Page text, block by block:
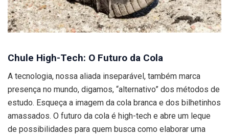
Chule High-Tech: O Futuro da Cola
A tecnologia, nossa aliada inseparável, também marca
presença no mundo, digamos, “alternativo” dos métodos de
estudo. Esqueça a imagem da cola branca e dos bilhetinhos
amassados. O futuro da cola é high-tech e abre um leque
de possibilidades para quem busca como elaborar uma